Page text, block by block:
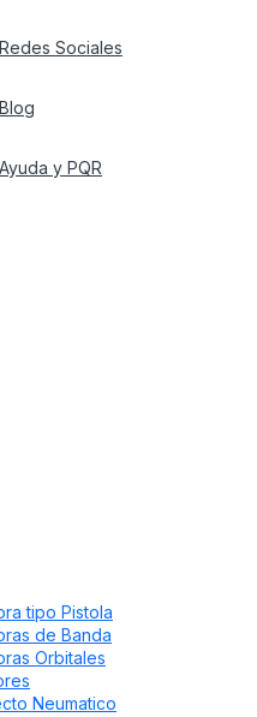
Redes Sociales
Blog
Ayuda y PQR
tipo Pistola
de Banda
Orbitales
Neumatico